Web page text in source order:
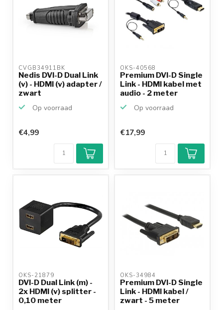
CVGB34911BK
Nedis DVI-D Dual Link
(v) - HDMI (v) adapter /
zwart
Op voorraad
€4,99
OKS-40568
Premium DVI-D Single
Link - HDMI kabel met
audio - 2 meter
Op voorraad
€17,99
OKS-21879
DVI-D Dual Link (m) -
2x HDMI (v) splitter -
0,10 meter
OKS-34984
Premium DVI-D Single
Link - HDMI kabel /
zwart - 5 meter